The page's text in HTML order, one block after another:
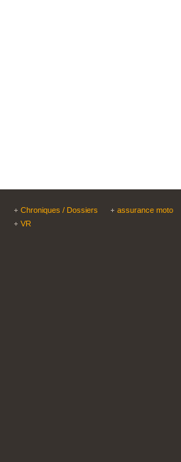
Chroniques / Dossiers assurance moto
VR